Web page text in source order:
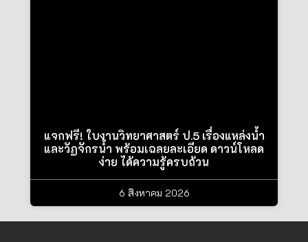
แจกฟรี! ใบงานวิทยาศาสตร์ ป.5 เรื่องแหล่งน้ำ
และวัฏจักรน้ำ พร้อมเฉลยละเอียด ดาวน์โหลด
ง่าย ได้ความรู้ครบถ้วน
6 สิงหาคม 2026